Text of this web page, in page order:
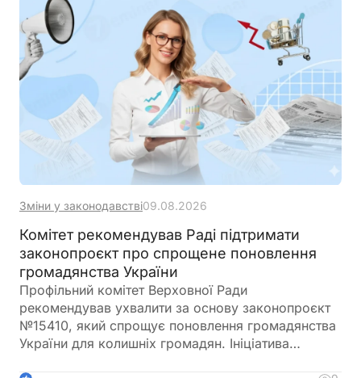
Зміни у законодавстві09.08.2026
Комітет рекомендував Раді підтримати
законопроєкт про спрощене поновлення
громадянства України
Профільний комітет Верховної Ради
рекомендував ухвалити за основу законопроєкт
№15410, який спрощує поновлення громадянства
України для колишніх громадян. Ініціатива